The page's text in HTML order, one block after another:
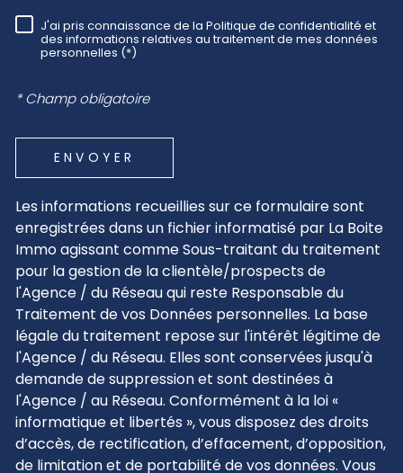
RÈGLEMENTATION
J'ai pris connaissance de la Politique de confidentialité et
des informations relatives au traitement de mes données
personnelles (*)
* Champ obligatoire
ENVOYER
Les informations recueillies sur ce formulaire sont
enregistrées dans un fichier informatisé par La Boite
Immo agissant comme Sous-traitant du traitement
pour la gestion de la clientèle/prospects de
l'Agence / du Réseau qui reste Responsable du
Traitement de vos Données personnelles. La base
légale du traitement repose sur l'intérêt légitime de
l'Agence / du Réseau. Elles sont conservées jusqu'à
demande de suppression et sont destinées à
l'Agence / au Réseau. Conformément à la loi «
informatique et libertés », vous disposez des droits
d’accès, de rectification, d’effacement, d’opposition,
de limitation et de portabilité de vos données. Vous